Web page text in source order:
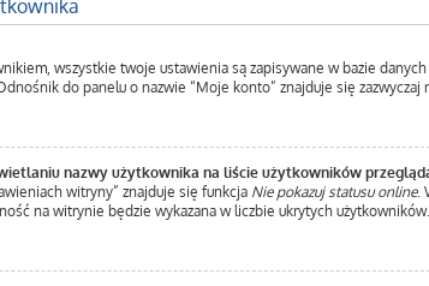
wszystkie twoje ustawienia są zapisywane w bazie
do panelu o nazwie “Moje konto” znajduje się zazwyczaj
nazwy użytkownika na liście użytkowników
witryny” znajduje się funkcja Nie pokazuj statusu online.
na witrynie będzie wykazana w liczbie ukrytych użytkowników.